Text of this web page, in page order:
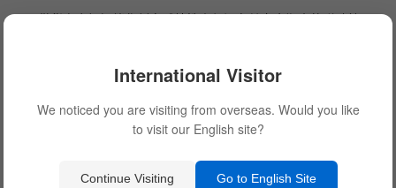
供货商会根据催化剂衰减特性来保证在其寿命期内的脱硝效
命的管理，在性能试验时需尽量加大喷氨量，考察在氨气逃逸率接
近３ｐｐｍ时，脱硝装置达到的最高效率，并与供货商的性能曲线
对照，检验催化剂的质量及使用情况。
International Visitor
We noticed you are visiting from overseas. Would you like
to visit our English site?
Continue Visiting Go to English Site